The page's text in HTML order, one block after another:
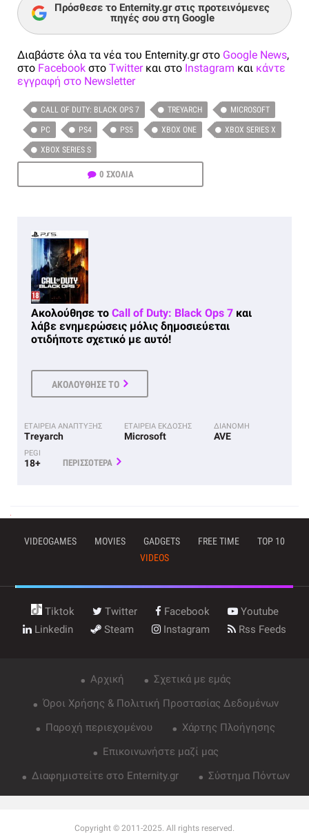
Πρόσθεσε το Enternity.gr στις προτεινόμενες
πηγές σου στη Google
Διαβάστε όλα τα νέα του Enternity.gr στο Google News,
στο Facebook στο Twitterκαι στο Instagram και κάντε
εγγραφή στο Newsletter
CALL OF DUTY: BLACK OPS 7 TREYARCH MICROSOFT
PC PS4 PS5 XBOX ONE XBOX SERIES X
XBOX SERIES S
0 ΣΧΟΛΙΑ
Ακολούθησε το Call of Duty: Black Ops 7 και
λάβε ενημερώσεις μόλις δημοσιεύεται
οτιδήποτε σχετικό με αυτό!
ΑΚΟΛΟΥΘΗΣΕ ΤΟ
ΕΤΑΙΡΕΙΑ ΑΝΑΠΤΥΞΗΣ
Treyarch
ΕΤΑΙΡΕΙΑ ΕΚΔΟΣΗΣ
Microsoft
ΔΙΑΝΟΜΗ
AVE
PEGI
18+ ΠΕΡΙΣΣΟΤΕΡΑ
VIDEOGAMES MOVIES GADGETS FREE TIME
TOP 10
VIDEOS
Tiktok Twitter Facebook
Youtube
Linkedin
Steam Instagram Rss Feeds
Αρχική
Σχετικά με εμάς
Όροι Χρήσης & Πολιτική Προστασίας Δεδομένων
Παροχή περιεχομένου
Χάρτης Πλοήγησης
Επικοινωνήστε μαζί μας
Διαφημιστείτε στο Enternity.gr
Σύστημα Πόντων
Copyright © 2011-2025. All rights reserved.